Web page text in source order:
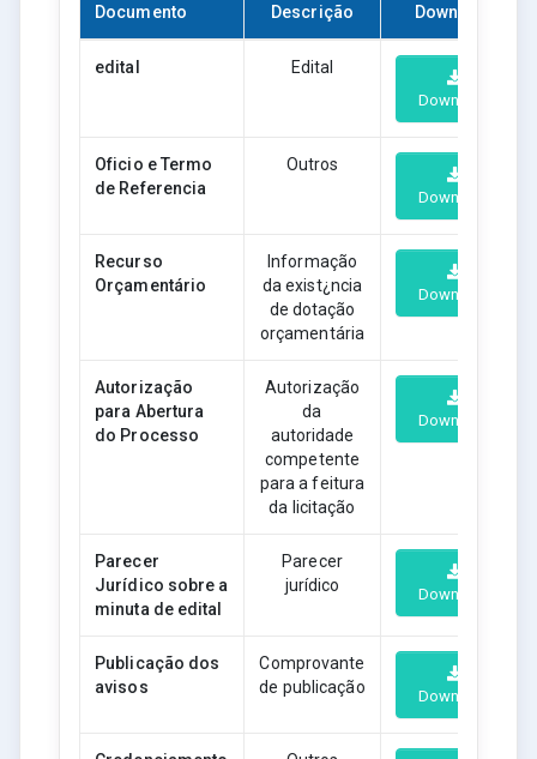
Documento
Descrição Download
edital Edital
Download
Oficio e Termo
de Referencia
Outros
Download
Recurso
Orçamentário
Informação
da exist¿ncia
de dotação
orçamentária
Download
Autorização
para Abertura
do Processo
Autorização
da
autoridade
competente
para a feitura
da licitação
Download
Parecer
Jurídico sobre a
minuta de edital
Parecer
jurídico
Download
Publicação dos
avisos
Comprovante
de publicação
Download